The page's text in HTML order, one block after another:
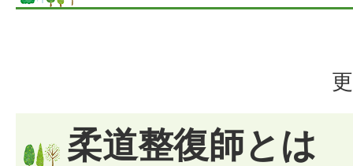
柔道整復師とは